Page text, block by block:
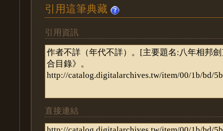
引用這筆典藏
引用資訊
直接連結